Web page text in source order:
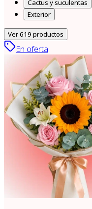
Cactus y suculentas
Exterior
Ver619 productos
En oferta